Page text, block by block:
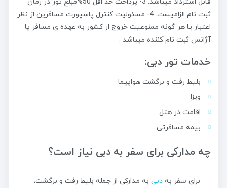
ثبت نام الزامیست. 4- مسئولیت کنترل پاسپورت مسافرین از نظر
اعتبار یا هر گونه ممنوعیت خروج از کشور به عهده ی مسافر یا
آژانس ثبت نام کننده میباشد .
خدمات تور دبی:
بلیط رفت و برگشت هواپیما
ویزا
اقامت در هتل
بیمه مسافرتی
چه مدارکی برای سفر به دبی نیاز است؟
برای سفر به دبی به مدارکی از جمله بلیط رفت و برگشت،